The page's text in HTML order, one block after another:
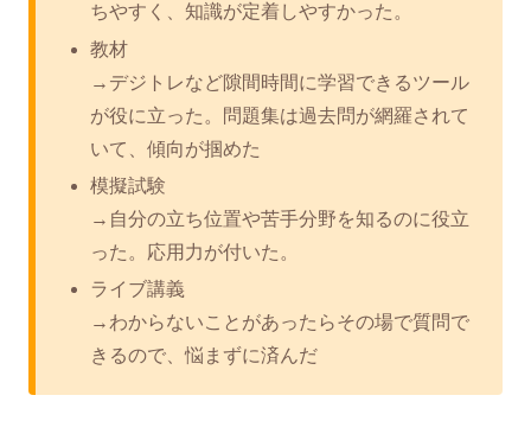
ちやすく、知識が定着しやすかった。
教材
→デジトレなど隙間時間に学習できるツール
が役に立った。問題集は過去問が網羅されて
いて、傾向が掴めた
模擬試験
→自分の立ち位置や苦手分野を知るのに役立
った。応用力が付いた。
ライブ講義
→わからないことがあったらその場で質問で
きるので、悩まずに済んだ